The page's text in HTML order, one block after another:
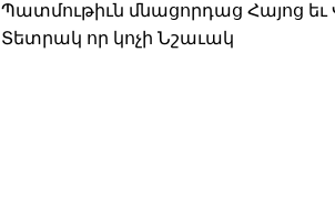
Պատմութիւն մնացորդաց Հայոց եւ
Տետրակ որ կոչի Նշաւակ